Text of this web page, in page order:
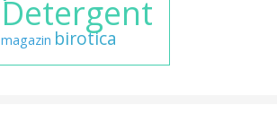
Detergent
magazin birotica